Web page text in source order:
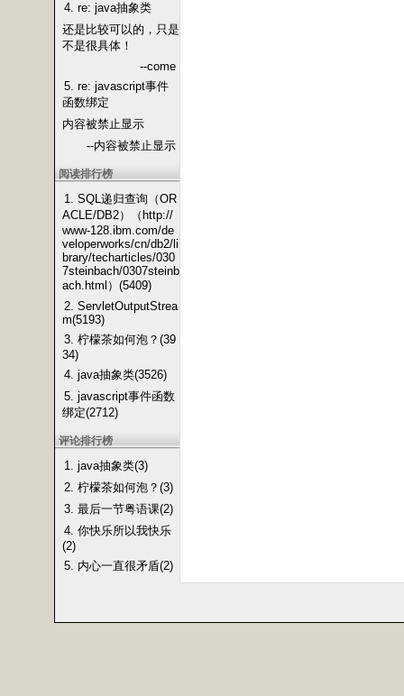
4. re: java抽象类
还是比较可以的，只是
不是很具体！
--come
5. re: javascript事件
函数绑定
内容被禁止显示
--内容被禁止显示
阅读排行榜
1. SQL递归查询（OR
ACLE/DB2）（http://
www-128.ibm.com/de
veloperworks/cn/db2/li
brary/techarticles/030
7steinbach/0307steinb
ach.html）(5409)
2. ServletOutputStrea
m(5193)
3. 柠檬茶如何泡？(39
34)
4. java抽象类(3526)
5. javascript事件函数
绑定(2712)
评论排行榜
1. java抽象类(3)
2. 柠檬茶如何泡？(3)
3. 最后一节粤语课(2)
4. 你快乐所以我快乐
(2)
5. 内心一直很矛盾(2)